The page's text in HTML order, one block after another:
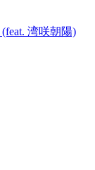
湾咲朝陽)